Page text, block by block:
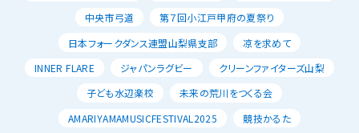
中央市弓道
第７回小江戸甲府の夏祭り
日本フォークダンス連盟山梨県支部
凉を求めて
INNER FLARE
ジャパンラグビー
クリーンファイターズ山梨
子ども水辺楽校
未来の荒川をつくる会
AMARIYAMAMUSICFESTIVAL2025
競技かるた